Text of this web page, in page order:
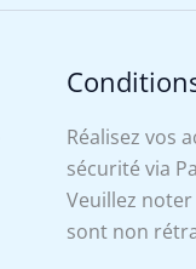
Réalisez vos
sécurité via
Veuillez
sont non